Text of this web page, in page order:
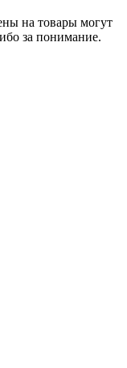
на товары могут
за понимание.